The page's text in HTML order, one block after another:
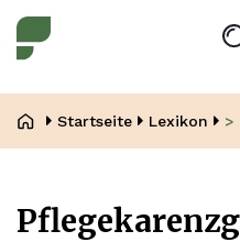
Inhalt
Startseite Lexikon >